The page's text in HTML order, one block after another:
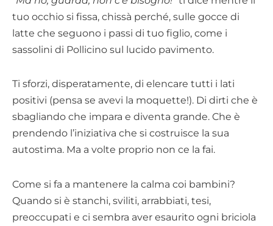
tuo occhio si fissa, chissà perché, sulle gocce di
latte che seguono i passi di tuo figlio, come i
sassolini di Pollicino sul lucido pavimento.
Ti sforzi, disperatamente, di elencare tutti i lati
positivi (pensa se avevi la moquette!). Di dirti che è
sbagliando che impara e diventa grande. Che è
prendendo l’iniziativa che si costruisce la sua
autostima. Ma a volte proprio non ce la fai.
Come si fa a mantenere la calma coi bambini?
Quando si è stanchi, sviliti, arrabbiati, tesi,
preoccupati e ci sembra aver esaurito ogni briciola